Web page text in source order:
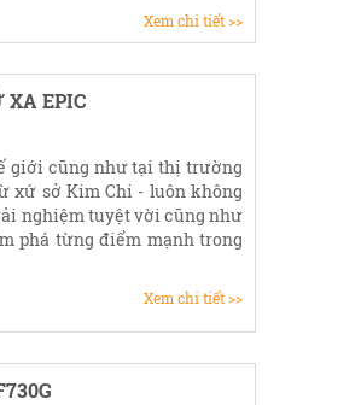
Xem chi tiết >>
EPIC
giới cũng như tại thị trường
xứ sở Kim Chi - luôn không
nghiệm tuyệt vời cũng như
phá từng điểm mạnh trong
Xem chi tiết >>